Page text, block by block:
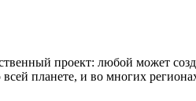
проект: любой может
планете, и во многих